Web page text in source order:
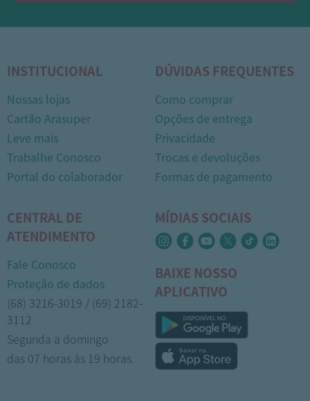
INSTITUCIONAL
Nossas lojas
Cartão Arasuper
Leve mais
Trabalhe Conosco
Portal do colaborador
DÚVIDAS FREQUENTES
Como comprar
Opções de entrega
Privacidade
Trocas e devoluções
Formas de pagamento
CENTRAL DE
ATENDIMENTO
Fale Conosco
Proteção de dados
(68) 3216-3019 / (69) 2182-
3112
Segunda a domingo
das 07 horas às 19 horas.
MÍDIAS SOCIAIS
BAIXE NOSSO
APLICATIVO